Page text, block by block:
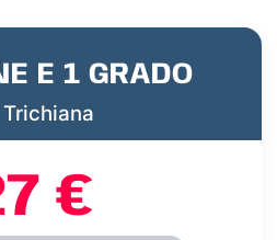
E 1 GRADO
Trichiana
€